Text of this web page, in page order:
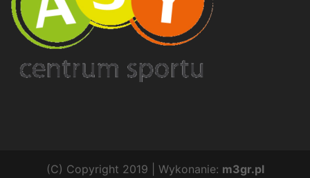
(C) Copyright 2019 | Wykonanie: m3gr.pl